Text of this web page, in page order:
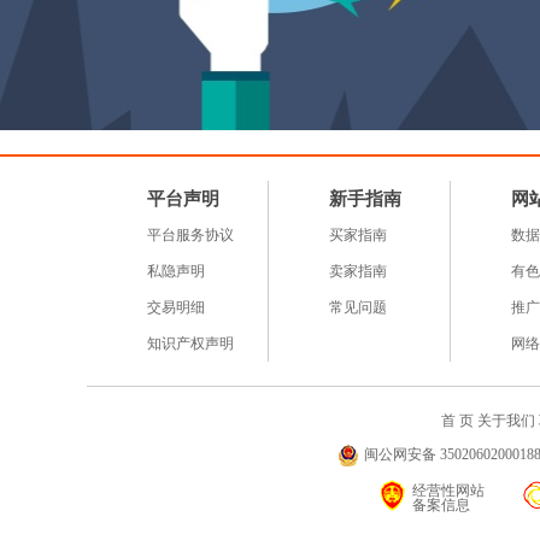
平台声明
平台服务协议
私隐声明
交易明细
知识产权声明
新手指南
买家指南
卖家指南
常见问题
网
数
有
推
网
首 页 关于我们
闽公网安备
经营性网站
备案信息